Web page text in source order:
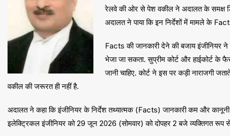
रेलवे की ओर से पेश वकील ने अदालत के समक्ष
अदालत ने पाया कि इन निर्देशों में मामले के
Facts की जानकारी देने की बजाय इंजीनियर ने
भेजा जा सकता. सुप्रीम कोर्ट और हाईकोर्ट के
जानी चाहिए. कोर्ट ने इस पर कड़ी नाराजगी
वकील की जरूरत ही नहीं है.
अदालत ने कहा कि इंजीनियर के निर्देश तथ्यात्मक (Facts) जानकारी कम और
इलेक्ट्रिकल इंजीनियर को 29 जून 2026 (सोमवार) को दोपहर 2 बजे व्यक्तिगत रूप